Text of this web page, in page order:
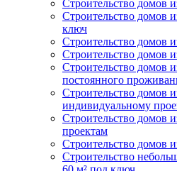
Строительство домов
Строительство домов
ключ
Строительство домов
Строительство домов
Строительство домов
постоянного
Строительство домов
индивидуальному
Строительство домов
проектам
Строительство домов
Строительство